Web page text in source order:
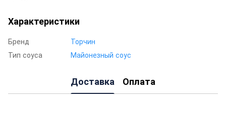
Характеристики
Бренд
Торчин
Тип соуса
Майонезный соус
Доставка Оплата